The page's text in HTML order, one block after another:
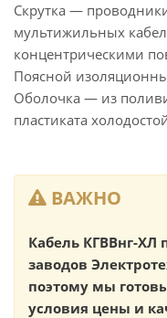
Скрутка —
мультижильных
концентрическими
Поясной
Оболочка — из
пластиката
ВАЖНО
Кабель КГВВнг-ХЛ
заводов
поэтому мы
условия цены и